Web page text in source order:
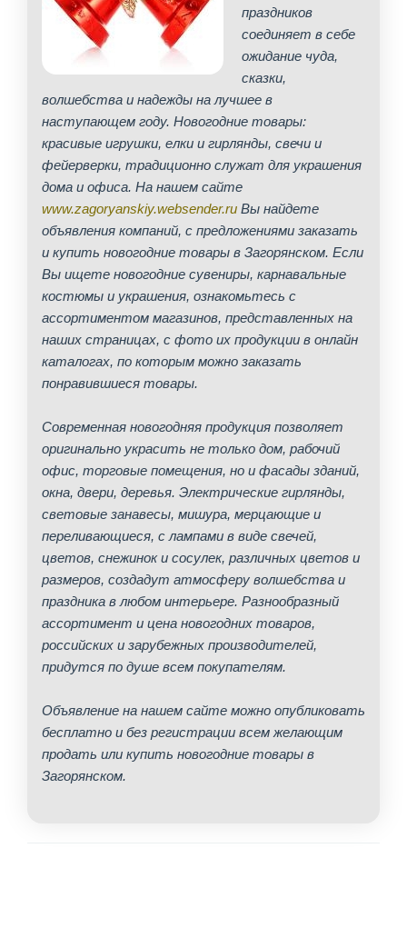
праздников
соединяет в себе
ожидание чуда,
сказки,
волшебства и надежды на лучшее в
наступающем году. Новогодние товары:
красивые игрушки, елки и гирлянды, свечи и
фейерверки, традиционно служат для украшения
дома и офиса. На нашем сайте
www.zagoryanskiy.websender.ru Вы найдете
объявления компаний, с предложениями заказать
и купить новогодние товары в Загорянском. Если
Вы ищете новогодние сувениры, карнавальные
костюмы и украшения, ознакомьтесь с
ассортиментом магазинов, представленных на
наших страницах, с фото их продукции в онлайн
каталогах, по которым можно заказать
понравившиеся товары.
Современная новогодняя продукция позволяет
оригинально украсить не только дом, рабочий
офис, торговые помещения, но и фасады зданий,
окна, двери, деревья. Электрические гирлянды,
световые занавесы, мишура, мерцающие и
переливающиеся, с лампами в виде свечей,
цветов, снежинок и сосулек, различных цветов и
размеров, создадут атмосферу волшебства и
праздника в любом интерьере. Разнообразный
ассортимент и цена новогодних товаров,
российских и зарубежных производителей,
придутся по душе всем покупателям.
Объявление на нашем сайте можно опубликовать
бесплатно и без регистрации всем желающим
продать или купить новогодние товары в
Загорянском.